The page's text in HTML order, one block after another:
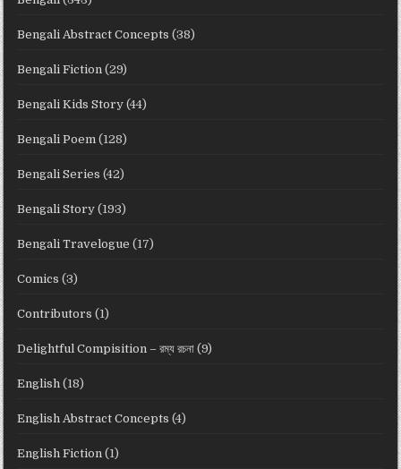
Bengali Abstract Concepts (38)
Bengali Fiction (29)
Bengali Kids Story (44)
Bengali Poem (128)
Bengali Series (42)
Bengali Story (193)
Bengali Travelogue (17)
Comics (3)
Contributors (1)
Delightful Compisition – রম্য রচনা (9)
English (18)
English Abstract Concepts (4)
English Fiction (1)